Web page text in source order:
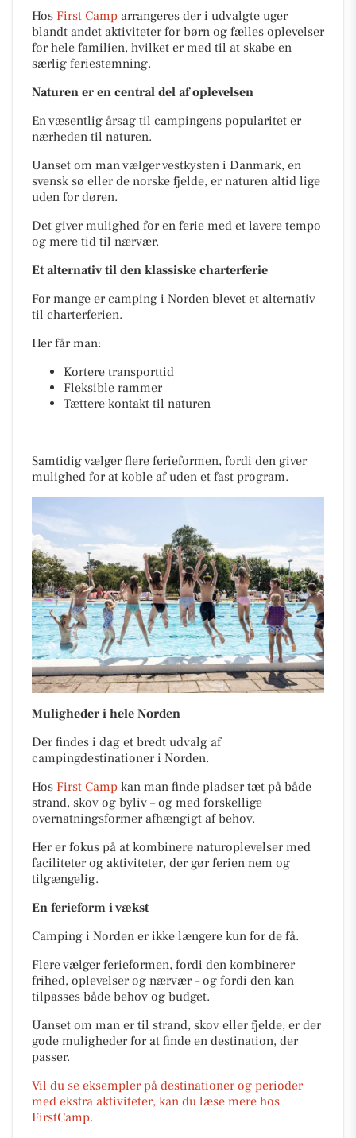
Hos First Camp arrangeres der i udvalgte uger
blandt andet aktiviteter for børn og fælles oplevelser
for hele familien, hvilket er med til at skabe en
særlig feriestemning.
Naturen er en central del af oplevelsen
En væsentlig årsag til campingens popularitet er
nærheden til naturen.
Uanset om man vælger vestkysten i Danmark, en
svensk sø eller de norske fjelde, er naturen altid lige
uden for døren.
Det giver mulighed for en ferie med et lavere tempo
og mere tid til nærvær.
Et alternativ til den klassiske charterferie
For mange er camping i Norden blevet et alternativ
til charterferien.
Her får man:
Kortere transporttid
Fleksible rammer
Tættere kontakt til naturen
Samtidig vælger flere ferieformen, fordi den giver
mulighed for at koble af uden et fast program.
Muligheder i hele Norden
Der findes i dag et bredt udvalg af
campingdestinationer i Norden.
Hos First Camp kan man finde pladser tæt på både
strand, skov og byliv – og med forskellige
overnatningsformer afhængigt af behov.
Her er fokus på at kombinere naturoplevelser med
faciliteter og aktiviteter, der gør ferien nem og
tilgængelig.
En ferieform i vækst
Camping i Norden er ikke længere kun for de få.
Flere vælger ferieformen, fordi den kombinerer
frihed, oplevelser og nærvær – og fordi den kan
tilpasses både behov og budget.
Uanset om man er til strand, skov eller fjelde, er der
gode muligheder for at finde en destination, der
passer.
Vil du se eksempler på destinationer og perioder
med ekstra aktiviteter, kan du læse mere hos
FirstCamp.